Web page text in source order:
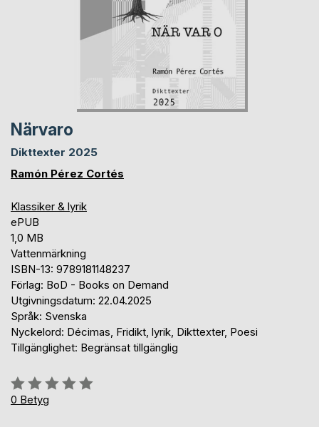
Närvaro
Dikttexter 2025
Ramón Pérez Cortés
Klassiker & lyrik
ePUB
1,0 MB
Vattenmärkning
ISBN-13: 9789181148237
Förlag: BoD - Books on Demand
Utgivningsdatum: 22.04.2025
Språk: Svenska
Nyckelord: Décimas, Fridikt, lyrik, Dikttexter, Poesi
Tillgänglighet: Begränsat tillgänglig
Betyg::
0%
0 Betyg